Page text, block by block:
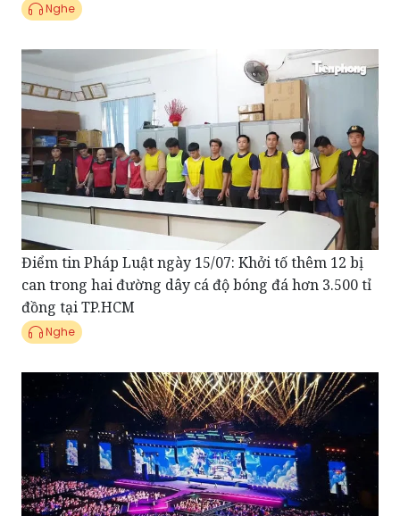
Nghe
Điểm tin Pháp Luật ngày 15/07: Khởi tố thêm 12 bị
can trong hai đường dây cá độ bóng đá hơn 3.500 tỉ
đồng tại TP.HCM
Nghe